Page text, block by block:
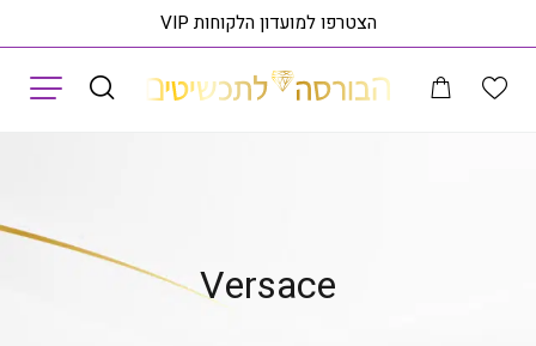
הצטרפו למועדון הלקוחות VIP
Versace